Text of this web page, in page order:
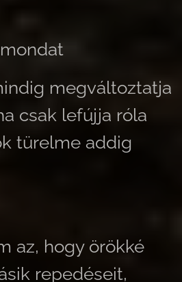
megváltoztatja
csak lefújja róla
türelme addig
az, hogy örökké
repedéseit,